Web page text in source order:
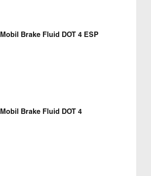
Mobil Brake Fluid DOT 4 ESP
Mobil Brake Fluid DOT 4